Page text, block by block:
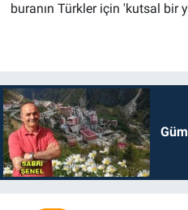
buranın Türkler için 'kutsal bir